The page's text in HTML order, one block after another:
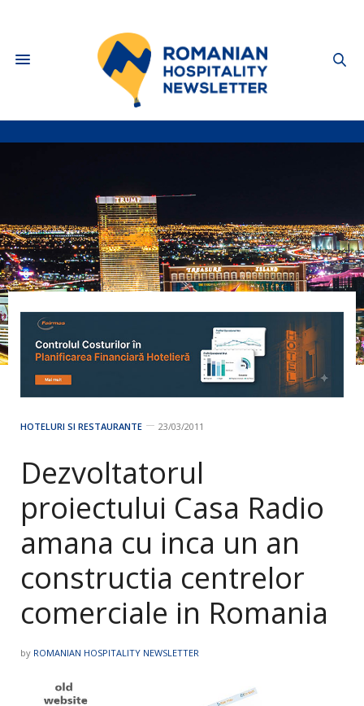
HOTELURI SI RESTAURANTE 23/03/2011
Dezvoltatorul
proiectului Casa Radio
amana cu inca un an
constructia centrelor
comerciale in Romania
by ROMANIAN HOSPITALITY NEWSLETTER